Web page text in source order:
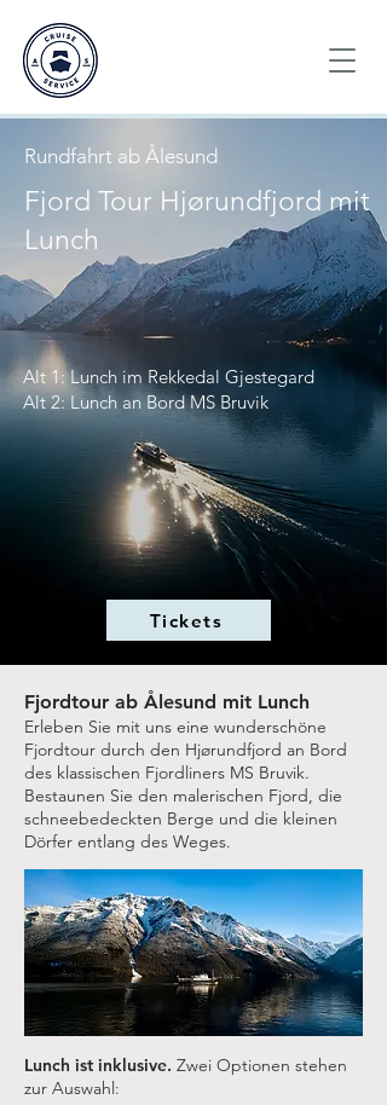
Rundfahrt ab Ålesund
Fjord Tour Hjørundfjord mit
Lunch
Alt 1: Lunch im Rekkedal Gjestegard
Alt 2: Lunch an Bord MS Bruvik
Tickets
Fjordtour ab Ålesund mit Lunch
Erleben Sie mit uns eine wunderschöne
Fjordtour durch den Hjørundfjord an Bord
des klassischen Fjordliners MS Bruvik.
Bestaunen Sie den malerischen Fjord, die
schneebedeckten Berge und die kleinen
Dörfer entlang des Weges.
Lunch ist inklusive. Zwei Optionen stehen
zur Auswahl: